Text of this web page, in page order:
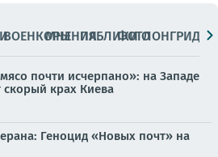
ВОЕНКОРЫМНЕНИЯПАБЛИКИ
ФОТОЛОНГРИДЫ
почти исчерпано»: на Западе
скорый крах Киева
Геноцид «Новых почт» на